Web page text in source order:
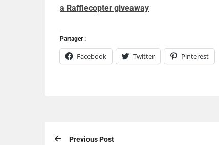
a Rafflecopter giveaway
Partager :
Facebook Twitter Pinterest
Previous Post